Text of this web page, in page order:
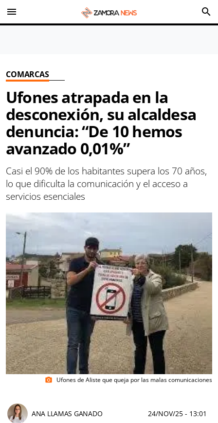
menu search
COMARCAS
Ufones atrapada en la
desconexión, su alcaldesa
denuncia: “De 10 hemos
avanzado 0,01%”
Casi el 90% de los habitantes supera los 70 años,
lo que dificulta la comunicación y el acceso a
servicios esenciales
photo_camera Ufones de Aliste que queja por las malas comunicaciones
ANA LLAMAS GANADO 24/NOV/25 - 13:01